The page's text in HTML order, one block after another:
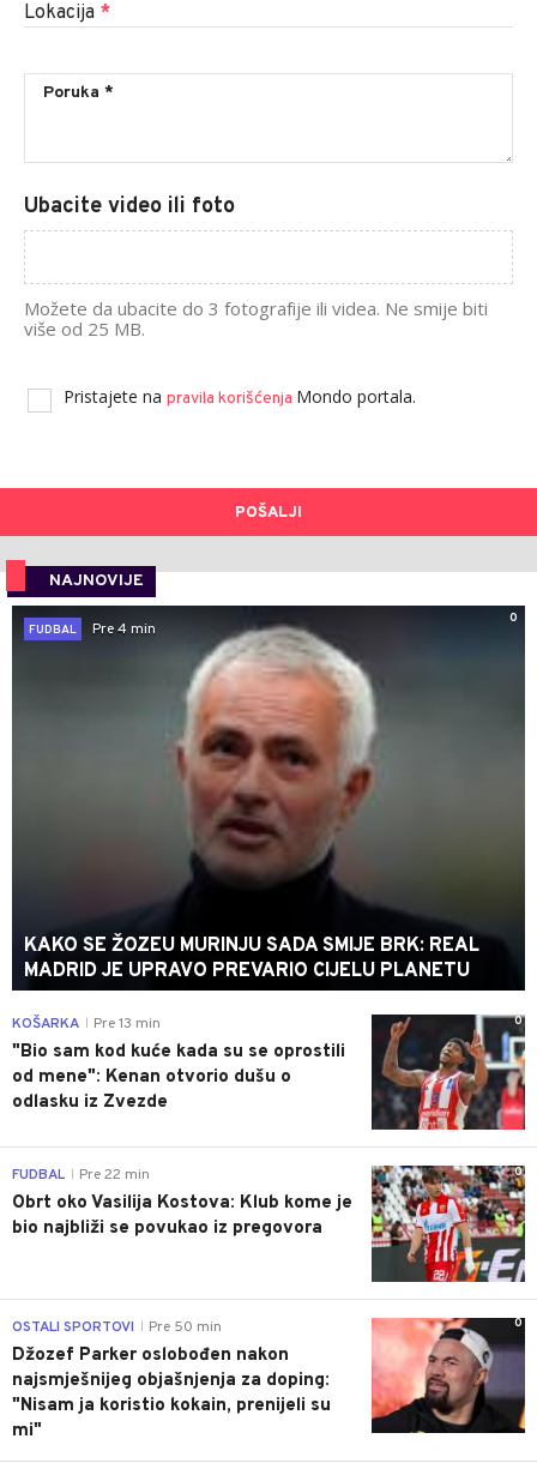
Lokacija *
Ubacite video ili foto
Možete da ubacite do 3 fotografije ili videa. Ne smije biti
više od 25 MB.
Pristajete na pravila korišćenja Mondo portala.
POŠALJI
NAJNOVIJE
0
FUDBAL
Pre 4 min
KAKO SE ŽOZEU MURINJU SADA SMIJE BRK: REAL
MADRID JE UPRAVO PREVARIO CIJELU PLANETU
0
KOŠARKA Pre 13 min
"Bio sam kod kuće kada su se oprostili
od mene": Kenan otvorio dušu o
odlasku iz Zvezde
0
FUDBAL Pre 22 min
Obrt oko Vasilija Kostova: Klub kome je
bio najbliži se povukao iz pregovora
0
OSTALI SPORTOVI Pre 50 min
Džozef Parker oslobođen nakon
najsmješnijeg objašnjenja za doping:
"Nisam ja koristio kokain, prenijeli su
mi"